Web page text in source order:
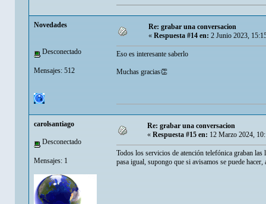
Novedades
Desconectado
Mensajes: 512
Re: grabar una conversacion
«Respuesta #14 en:2 Junio 2023,
Eso es interesante saberlo
Muchas gracias👏
carolsantiago
Desconectado
Mensajes: 1
Re: grabar una conversacion
« Respuesta #15 en: 12 Marzo 2024,
Todos los servicios de atención telefónica graban
pasa igual, supongo que si avisamos se puede